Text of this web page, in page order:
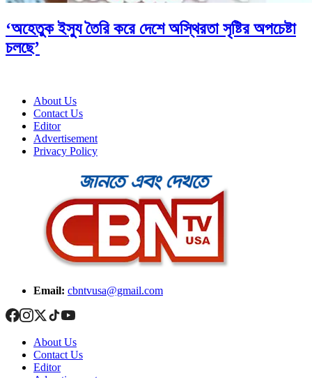
‘অহেতুক ইস্যু তৈরি করে দেশে অস্থিরতা সৃষ্টির অপচেষ্টা
চলছে’
About Us
Contact Us
Editor
Advertisement
Privacy Policy
Email: cbntvusa@gmail.com
About Us
Contact Us
Editor